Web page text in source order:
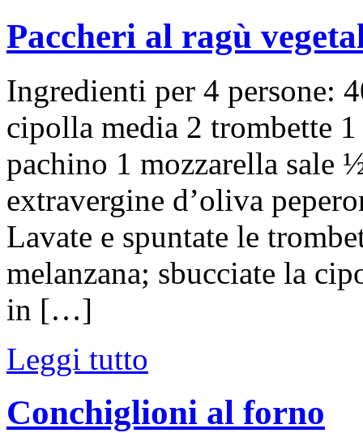
Paccheri al ragù
Ingredienti per 4 persone:
cipolla media 2 trombette
pachino 1 mozzarella sale
extravergine d’oliva
Lavate e spuntate le
melanzana; sbucciate la
in […]
Leggi tutto
Conchiglioni al forno